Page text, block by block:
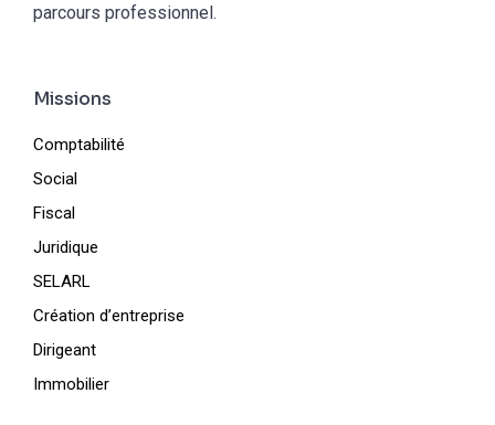
parcours professionnel.
Missions
Comptabilité
Social
Fiscal
Juridique
SELARL
Création d’entreprise
Dirigeant
Immobilier